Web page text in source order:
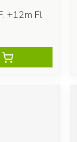
+12m Fl